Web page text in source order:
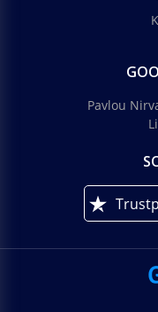
Pavlou